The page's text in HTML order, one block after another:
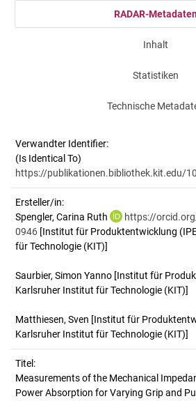
RADAR-
Inhalt
Statistiken
Technische
Verwandter Identifier:
(Is Identical To)
https://publikationen.bibliothek.kit.edu/
Ersteller/in:
Spengler, Carina Ruth
https://
0946 [Institut für Produktentwicklung
für Technologie (KIT)]
Saurbier, Simon Yanno [Institut für
Karlsruher Institut für Technologie (KIT)]
Matthiesen, Sven [Institut für
Karlsruher Institut für Technologie (KIT)]
Titel:
Measurements of the Mechanical
Power Absorption for Varying Grip and